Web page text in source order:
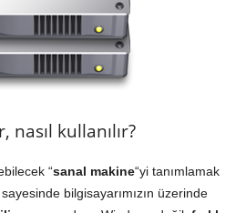
kullanılır?
“sanal makine“yi tanımlamak
bilgisayarımızın üzerinde